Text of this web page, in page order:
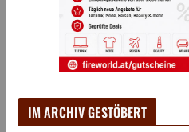
IM ARCHIV GESTÖBERT